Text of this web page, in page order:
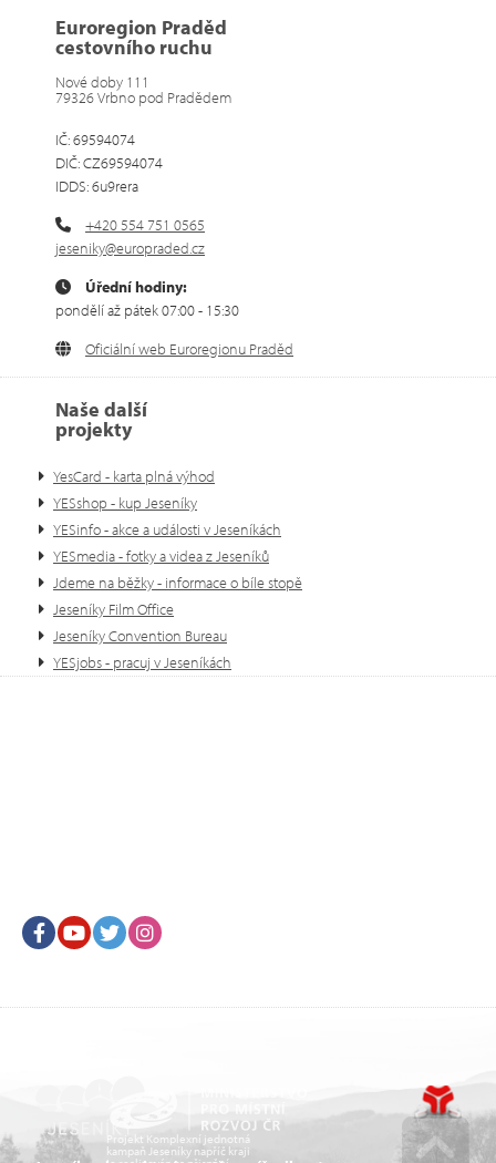
Euroregion Praděd
cestovního ruchu
Nové doby 111
79326 Vrbno pod Pradědem
IČ: 69594074
DIČ: CZ69594074
IDDS: 6u9rera
+420 554 751 0565
jeseniky@europraded.cz
Úřední hodiny:
pondělí až pátek 07:00 - 15:30
Oficiální web Euroregionu Praděd
Naše další
projekty
YesCard - karta plná výhod
YESshop - kup Jeseníky
YESinfo - akce a události v Jeseníkách
YESmedia - fotky a videa z Jeseníků
Jdeme na běžky - informace o bíle stopě
Jeseníky Film Office
Jeseníky Convention Bureau
YESjobs - pracuj v Jeseníkách
FacebookYoutubeTwitter
Projekt Komplexní jednotná
kampaň Jeseníky napříč kraji